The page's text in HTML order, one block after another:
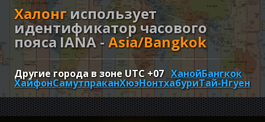
Халонгиспользует
идентификатор часового
пояса IANA -Asia/Bangkok
Другие города в зоне UTC +07 ХанойБангкок
ХайфонСамутпраканХюэНонтхабуриТай-Нгуен